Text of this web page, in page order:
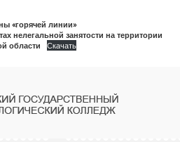
«горячей линии»
нелегальной занятости на территории
области
Скачать